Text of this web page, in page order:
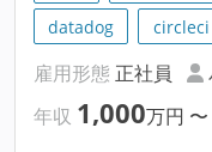
datadog
circleci
雇用形態 正社員
年収 1,000万円 〜